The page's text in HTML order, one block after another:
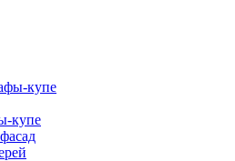
купе
купе